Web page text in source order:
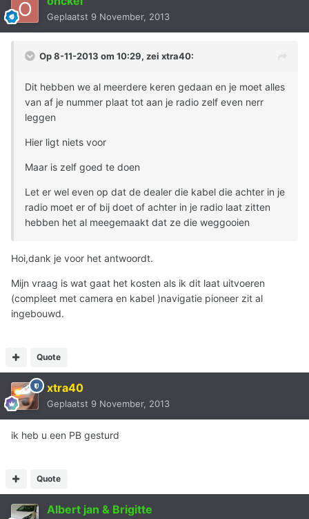
Geplaatst 9 November, 2013
Op 8-11-2013 om 10:29, zei xtra40:
Dit hebben we al meerdere keren gedaan en je moet alles
van af je nummer plaat tot aan je radio zelf even nerr
leggen
Hier ligt niets voor
Maar is zelf goed te doen
Let er wel even op dat de dealer die kabel die achter in je
radio moet er of bij doet of achter in je radio laat zitten
hebben het al meegemaakt dat ze die weggooien
Hoi,dank je voor het antwoordt.
Mijn vraag is wat gaat het kosten als ik dit laat uitvoeren
(compleet met camera en kabel )navigatie pioneer zit al
ingebouwd.
Quote
xtra40
Geplaatst 9 November, 2013
ik heb u een PB gesturd
Quote
Albert jan & Brigitte